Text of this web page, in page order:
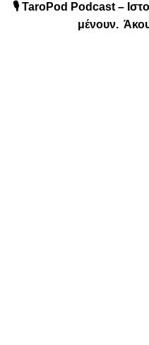
🎙️ TaroPod Podcast –
μένουν.